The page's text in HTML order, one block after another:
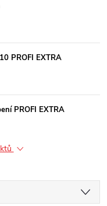
PROFI EXTRA
PROFI EXTRA